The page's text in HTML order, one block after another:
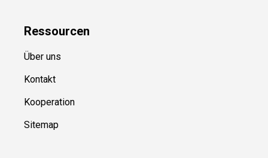
Ressourcen
Über uns
Kontakt
Kooperation
Sitemap